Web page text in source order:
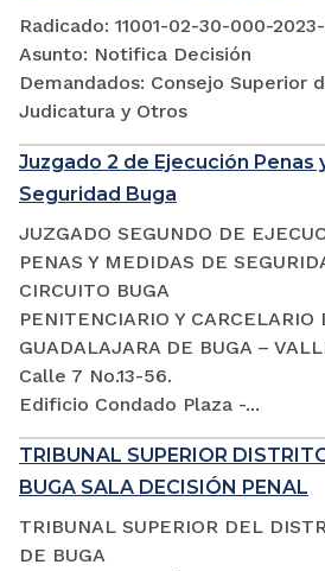
Radicado: 11001-02-30-000-
Asunto: Notifica Decisión
Demandados: Consejo Superior
Judicatura y Otros
Juzgado 2 de Ejecución Penas
Seguridad Buga
JUZGADO SEGUNDO DE
PENAS Y MEDIDAS DE
CIRCUITO BUGA
PENITENCIARIO Y CARCELARIO
GUADALAJARA DE BUGA –
Calle 7 No.13-56.
Edificio Condado Plaza -...
TRIBUNAL SUPERIOR
BUGA SALA DECISIÓN PENAL
TRIBUNAL SUPERIOR DEL
DE BUGA